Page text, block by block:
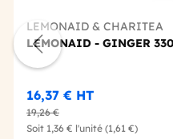
LEMONAID & CHARITEA
LEMONAID - GINGER
16,37 € HT
19,26 €
Soit 1,36 € l'unité (1,61 €)